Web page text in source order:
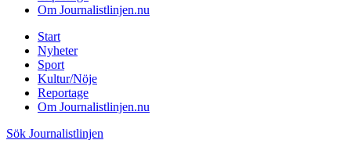
Om Journalistlinjen.nu
Start
Nyheter
Sport
Kultur/Nöje
Reportage
Om Journalistlinjen.nu
Sök Journalistlinjen